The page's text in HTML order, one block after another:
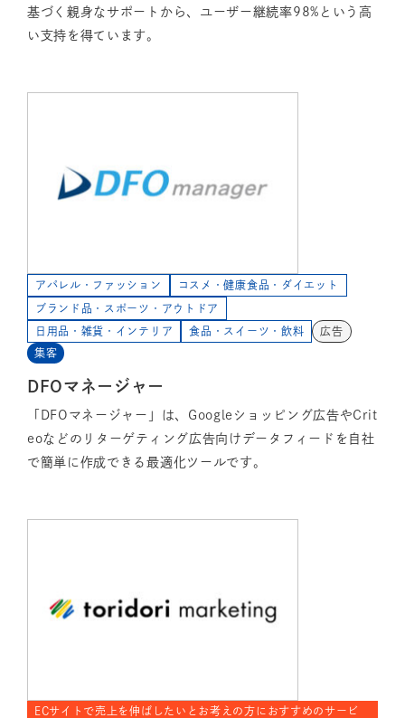
基づく親身なサポートから、ユーザー継続率98%という高
い支持を得ています。
アパレル・ファッション コスメ・健康食品・ダイエット
ブランド品・スポーツ・アウトドア
日用品・雑貨・インテリア 食品・スイーツ・飲料 広告
集客
DFOマネージャー
「DFOマネージャー」は、Googleショッピング広告やCrit
eoなどのリターゲティング広告向けデータフィードを自社
で簡単に作成できる最適化ツールです。
ECサイトで売上を伸ばしたいとお考えの方におすすめのサービ